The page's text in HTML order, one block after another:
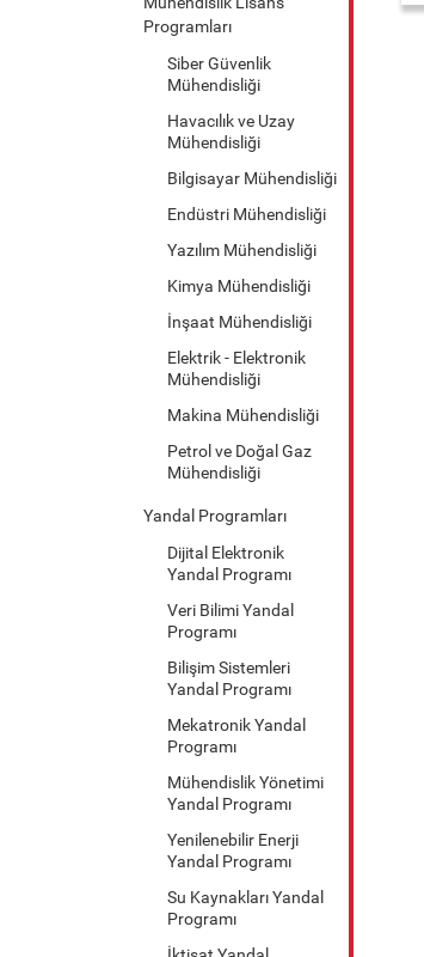
Programları
Siber Güvenlik
Mühendisliği
Havacılık ve Uzay
Mühendisliği
Bilgisayar Mühendisliği
Endüstri Mühendisliği
Yazılım Mühendisliği
Kimya Mühendisliği
İnşaat Mühendisliği
Elektrik - Elektronik
Mühendisliği
Makina Mühendisliği
Petrol ve Doğal Gaz
Mühendisliği
Yandal Programları
Dijital Elektronik
Yandal Programı
Veri Bilimi Yandal
Programı
Bilişim Sistemleri
Yandal Programı
Mekatronik Yandal
Programı
Mühendislik Yönetimi
Yandal Programı
Yenilenebilir Enerji
Yandal Programı
Su Kaynakları Yandal
Programı